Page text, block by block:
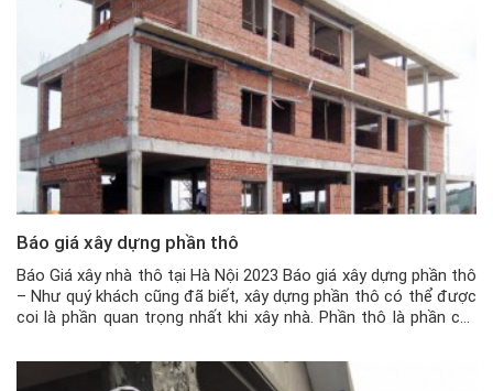
Báo giá xây dựng phần thô
Báo Giá xây nhà thô tại Hà Nội 2023 Báo giá xây dựng phần thô
– Như quý khách cũng đã biết, xây dựng phần thô có thể được
coi là phần quan trọng nhất khi xây nhà. Phần thô là phần cốt